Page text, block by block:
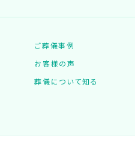
ご葬儀事例
お客様の声
葬儀について知る